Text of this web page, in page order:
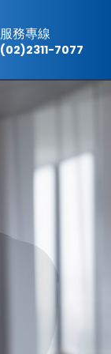
服務專線
(02)2311-7077